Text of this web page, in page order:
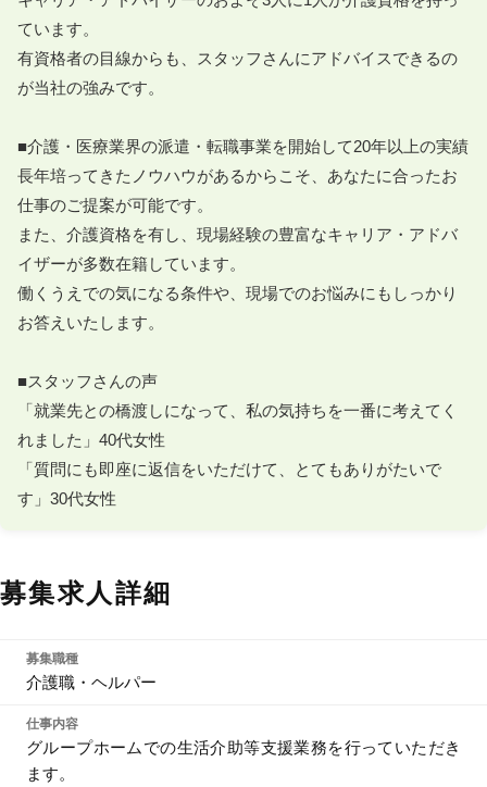
ています。
有資格者の目線からも、スタッフさんにアドバイスできるの
が当社の強みです。
■介護・医療業界の派遣・転職事業を開始して20年以上の実績
長年培ってきたノウハウがあるからこそ、あなたに合ったお
仕事のご提案が可能です。
また、介護資格を有し、現場経験の豊富なキャリア・アドバ
イザーが多数在籍しています。
働くうえでの気になる条件や、現場でのお悩みにもしっかり
お答えいたします。
■スタッフさんの声
「就業先との橋渡しになって、私の気持ちを一番に考えてく
れました」40代女性
「質問にも即座に返信をいただけて、とてもありがたいで
す」30代女性
募集求人詳細
募集職種
介護職・ヘルパー
仕事内容
グループホームでの生活介助等支援業務を行っていただき
ます。